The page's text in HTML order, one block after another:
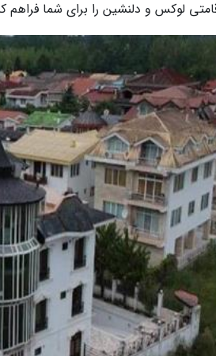
لوکس و دلنشین را برای شما فراهم